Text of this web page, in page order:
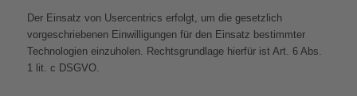
Der Einsatz von Usercentrics erfolgt, um die gesetzlich
vorgeschriebenen Einwilligungen für den Einsatz bestimmter
Technologien einzuholen. Rechtsgrundlage hierfür ist Art. 6 Abs.
1 lit. c DSGVO.